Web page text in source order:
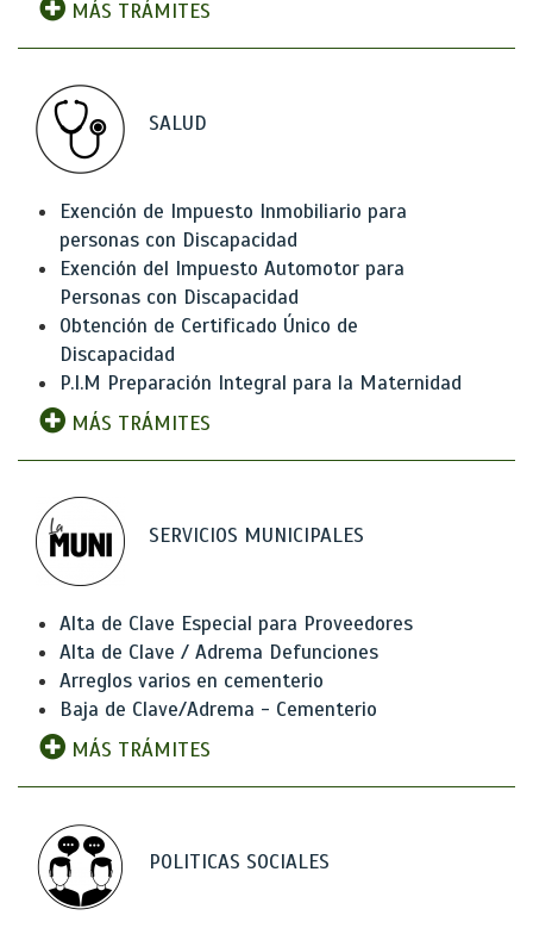
MÁS TRÁMITES
SALUD
Exención de Impuesto Inmobiliario para
personas con Discapacidad
Exención del Impuesto Automotor para
Personas con Discapacidad
Obtención de Certificado Único de
Discapacidad
P.I.M Preparación Integral para la Maternidad
MÁS TRÁMITES
SERVICIOS MUNICIPALES
Alta de Clave Especial para Proveedores
Alta de Clave / Adrema Defunciones
Arreglos varios en cementerio
Baja de Clave/Adrema - Cementerio
MÁS TRÁMITES
POLITICAS SOCIALES